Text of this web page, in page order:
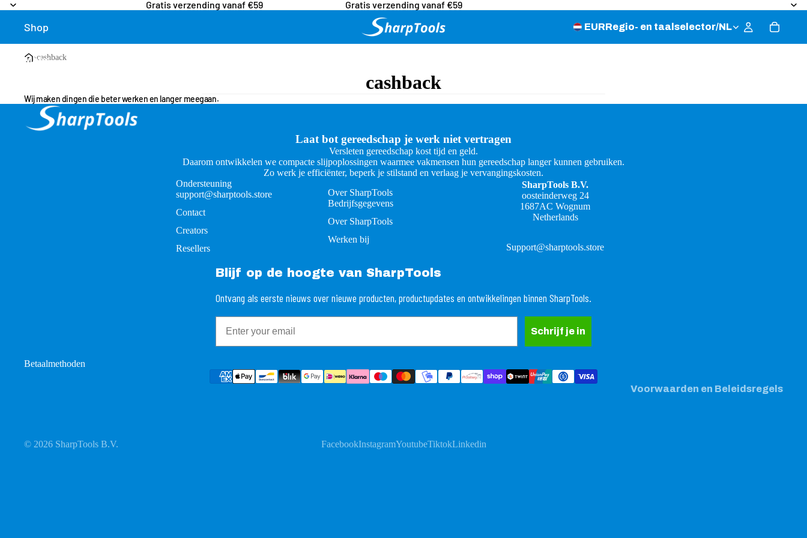
Gratis verzending vanaf €59 Gratis verzending vanaf €59
Shop
Meer
EURRegio- en taalselector/NL
›cashback
cashback
Wij maken dingen die beter werken en langer meegaan.
Laat bot gereedschap je werk niet vertragen
Versleten gereedschap kost tijd en geld.
Daarom ontwikkelen we compacte slijpoplossingen waarmee vakmensen hun gereedschap langer kunnen gebruiken.
Zo werk je efficiënter, beperk je stilstand en verlaag je vervangingskosten.
Ondersteuning
support@sharptools.store
Contact
Creators
Resellers
Over SharpTools
Bedrijfsgegevens
Over SharpTools
Werken bij
SharpTools B.V.
oosteinderweg 24
1687AC Wognum
Netherlands
Support@sharptools.store
Blijf op de hoogte van SharpTools
Ontvang als eerste nieuws over nieuwe producten, productupdates en ontwikkelingen binnen SharpTools.
Schrijf je in
Betaalmethoden
© 2026 SharpTools B.V. FacebookInstagramYoutubeTiktokLinkedin
Voorwaarden en Beleidsregels